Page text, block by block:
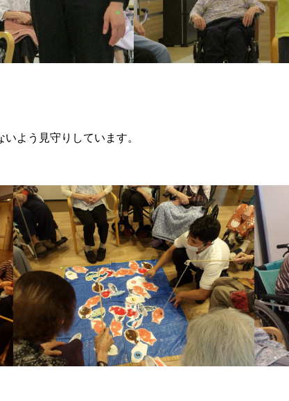
よう見守りしています。